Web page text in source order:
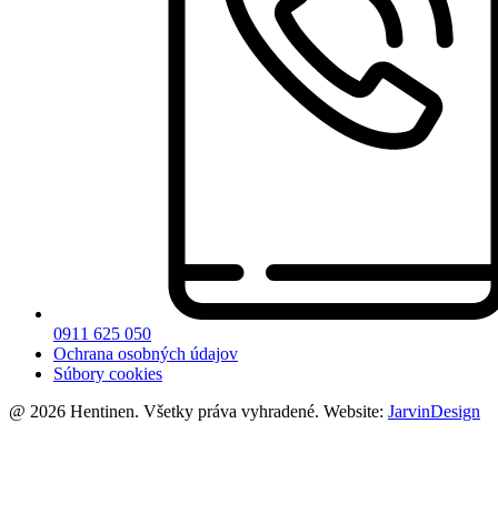
0911 625 050
Ochrana osobných údajov
Súbory cookies
@ 2026 Hentinen. Všetky práva vyhradené. Website: JarvinDesign